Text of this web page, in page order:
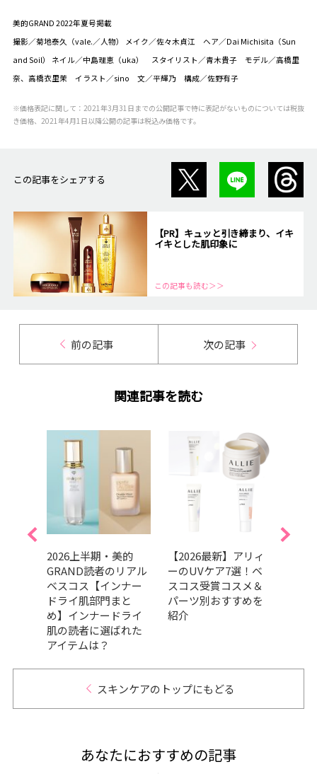
美的GRAND 2022年夏号掲載
撮影／菊地泰久（vale.／人物） メイク／佐々木貞江 ヘア／Dai Michisita（Sun
and Soil） ネイル／中島理恵（uka） スタイリスト／青木貴子 モデル／高橋里
奈、高橋衣里茉 イラスト／sino 文／平輝乃 構成／佐野有子
※価格表記に関して：2021年3月31日までの公開記事で特に表記がないものについては税抜
き価格、2021年4月1日以降公開の記事は税込み価格です。
この記事をシェアする
【PR】キュッと引き締まり、イキ
イキとした肌印象に
この記事も読む＞＞
前の記事 次の記事
関連記事を読む
2026上半期・美的
GRAND読者のリアル
ベスコス【インナー
ドライ肌部門まと
め】インナードライ
肌の読者に選ばれた
アイテムは？
【2026最新】アリィ
ーのUVケア7選！ベ
スコス受賞コスメ＆
パーツ別おすすめを
紹介
スキンケアのトップにもどる
あなたにおすすめの記事